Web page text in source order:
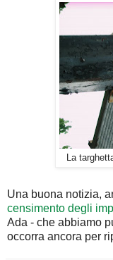
La
Una buona notizia,
censimento degli
Ada - che abbiamo
occorra ancora per